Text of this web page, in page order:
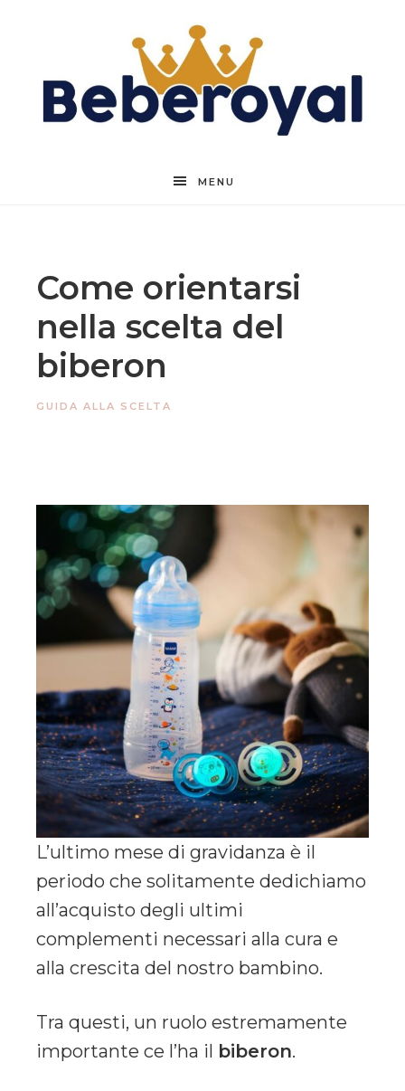
Beberoyal
MENU
Come orientarsi
nella scelta del
biberon
GUIDA ALLA SCELTA
L’ultimo mese di gravidanza è il
periodo che solitamente dedichiamo
all’acquisto degli ultimi
complementi necessari alla cura e
alla crescita del nostro bambino.
Tra questi, un ruolo estremamente
importante ce l’ha il biberon.